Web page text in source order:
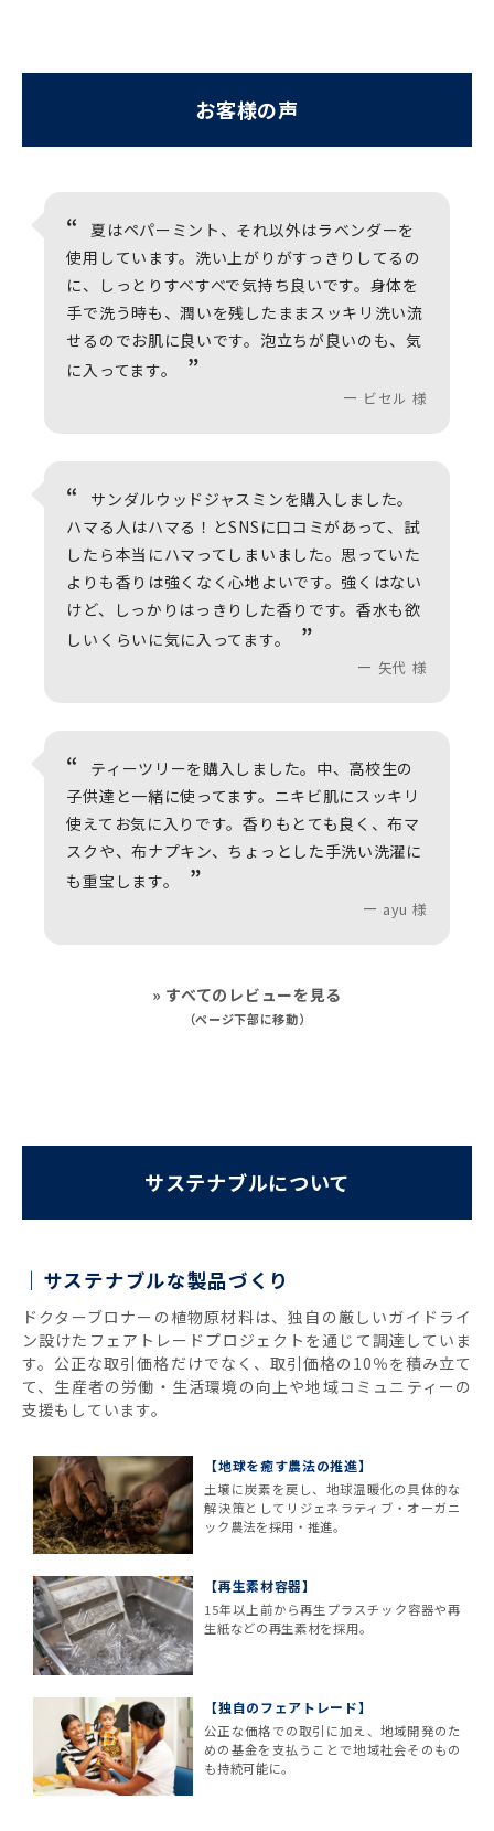
お客様の声
夏はペパーミント、それ以外はラベンダーを
使用しています。洗い上がりがすっきりしてるの
に、しっとりすべすべで気持ち良いです。身体を
手で洗う時も、潤いを残したままスッキリ洗い流
せるのでお肌に良いです。泡立ちが良いのも、気
に入ってます。
ビセル 様
サンダルウッドジャスミンを購入しました。
ハマる人はハマる！とSNSに口コミがあって、試
したら本当にハマってしまいました。思っていた
よりも香りは強くなく心地よいです。強くはない
けど、しっかりはっきりした香りです。香水も欲
しいくらいに気に入ってます。
矢代 様
ティーツリーを購入しました。中、高校生の
子供達と一緒に使ってます。ニキビ肌にスッキリ
使えてお気に入りです。香りもとても良く、布マ
スクや、布ナプキン、ちょっとした手洗い洗濯に
も重宝します。
ayu 様
» すべてのレビューを見る
（ページ下部に移動）
サステナブルについて
サステナブルな製品づくり
ドクターブロナーの植物原材料は、独自の厳しいガイドライ
ン設けたフェアトレードプロジェクトを通じて調達していま
す。公正な取引価格だけでなく、取引価格の10％を積み立て
て、生産者の労働・生活環境の向上や地域コミュニティーの
支援もしています。
【地球を癒す農法の推進】
土壌に炭素を戻し、地球温暖化の具体的な
解決策としてリジェネラティブ・オーガニ
ック農法を採用・推進。
【再生素材容器】
15年以上前から再生プラスチック容器や再
生紙などの再生素材を採用。
【独自のフェアトレード】
公正な価格での取引に加え、地域開発のた
めの基金を支払うことで地域社会そのもの
も持続可能に。